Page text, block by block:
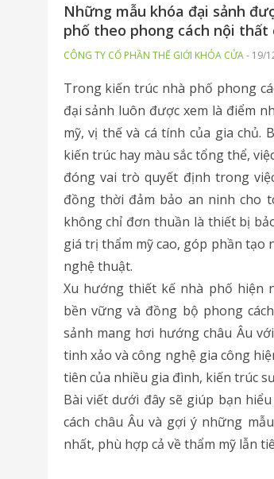
Những mẫu khóa đại sảnh
phố theo phong cách nội thất
CÔNG TY CỔ PHẦN THẾ GIỚI KHÓA CỬA- 19/
Trong kiến trúc nhà phố phong
đại sảnh luôn được xem là điểm
mỹ, vị thế và cá tính của gia chủ.
kiến trúc hay màu sắc tổng thể,
đóng vai trò quyết định trong
đồng thời đảm bảo an ninh cho
không chỉ đơn thuần là thiết bị
giá trị thẩm mỹ cao, góp phần tạo
nghệ thuật.
Xu hướng thiết kế nhà phố hiện
bền vững và đồng bộ phong
sảnh mang hơi hướng châu Âu
tinh xảo và công nghệ gia công
tiên của nhiều gia đình, kiến trúc
Bài viết dưới đây sẽ giúp bạn
cách châu Âu và gợi ý những
nhất, phù hợp cả về thẩm mỹ lẫn